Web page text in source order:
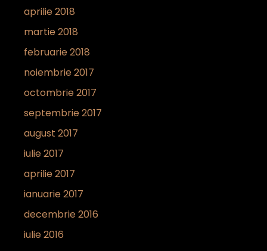
aprilie 2018
martie 2018
februarie 2018
noiembrie 2017
octombrie 2017
septembrie 2017
august 2017
iulie 2017
aprilie 2017
ianuarie 2017
decembrie 2016
iulie 2016